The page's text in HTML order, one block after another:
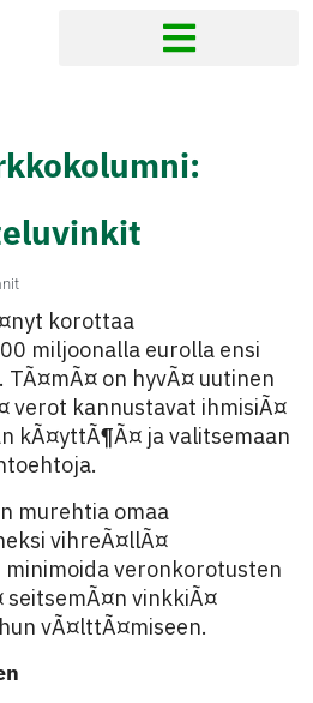
korottaa
miljoonalla eurolla ensi
on hyvÃ¤ uutinen
verot kannustavat ihmisiÃ¤
kÃ¤yttÃ¶Ã¤ ja valitsemaan
murehtia omaa
vihreÃ¤llÃ¤
veronkorotusten
seitsemÃ¤n vinkkiÃ¤
vÃ¤lttÃ¤miseen.